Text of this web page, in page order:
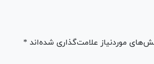
موردنیاز علامت‌گذاری شده‌اند *